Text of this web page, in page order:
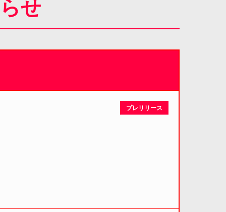
せ
プレリリース